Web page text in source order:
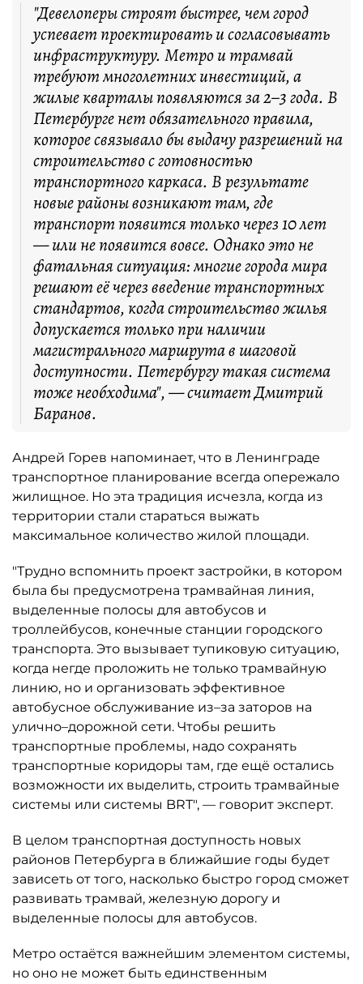
"Девелоперы строят быстрее, чем город
успевает проектировать и согласовывать
инфраструктуру. Метро и трамвай
требуют многолетних инвестиций, а
жилые кварталы появляются за 2–3 года. В
Петербурге нет обязательного правила,
которое связывало бы выдачу разрешений на
строительство с готовностью
транспортного каркаса. В результате
новые районы возникают там, где
транспорт появится только через 10 лет
— или не появится вовсе. Однако это не
фатальная ситуация: многие города мира
решают её через введение транспортных
стандартов, когда строительство жилья
допускается только при наличии
магистрального маршрута в шаговой
доступности. Петербургу такая система
тоже необходима", — считает Дмитрий
Баранов.
Андрей Горев напоминает, что в Ленинграде
транспортное планирование всегда опережало
жилищное. Но эта традиция исчезла, когда из
территории стали стараться выжать
максимальное количество жилой площади.
"Трудно вспомнить проект застройки, в котором
была бы предусмотрена трамвайная линия,
выделенные полосы для автобусов и
троллейбусов, конечные станции городского
транспорта. Это вызывает тупиковую ситуацию,
когда негде проложить не только трамвайную
линию, но и организовать эффективное
автобусное обслуживание из–за заторов на
улично–дорожной сети. Чтобы решить
транспортные проблемы, надо сохранять
транспортные коридоры там, где ещё остались
возможности их выделить, строить трамвайные
системы или системы BRT", — говорит эксперт.
В целом транспортная доступность новых
районов Петербурга в ближайшие годы будет
зависеть от того, насколько быстро город сможет
развивать трамвай, железную дорогу и
выделенные полосы для автобусов.
Метро остаётся важнейшим элементом системы,
но оно не может быть единственным